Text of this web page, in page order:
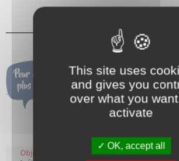
This site uses
and gives you
over what you
activate
OK, accept all